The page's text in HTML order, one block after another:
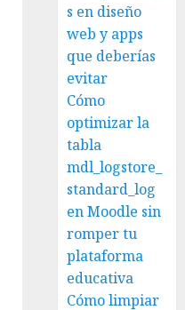
s en diseño
web y apps
que deberías
evitar
Cómo
optimizar la
tabla
mdl_logstore_
standard_log
en Moodle sin
romper tu
plataforma
educativa
Cómo limpiar